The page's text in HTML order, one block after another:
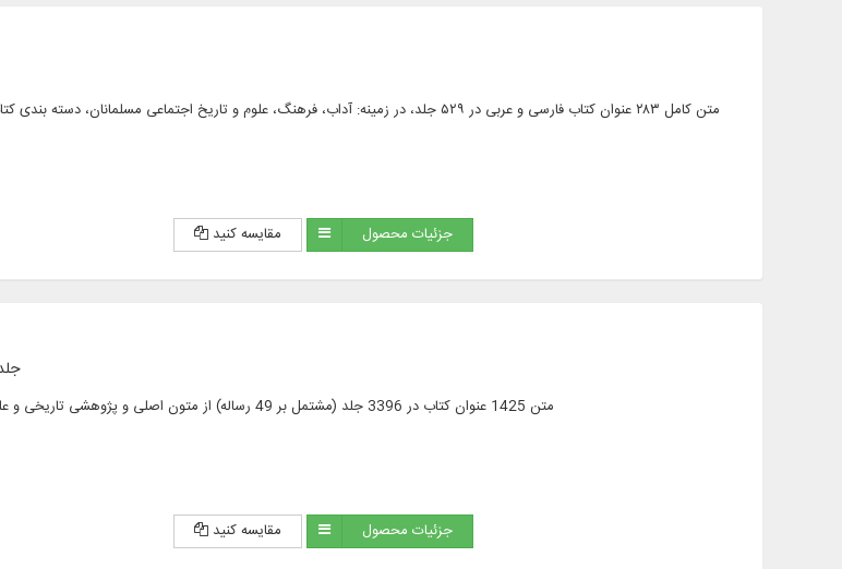
متن کامل ۲۸۳ عنوان کتاب فارسی و عربی در ۵۲۹ جلد، در زمینه: آداب، فرهنگ، علوم و تاریخ اجتماعی
مقایسه کنید جزئیات محصول
متن 1425 عنوان کتاب در 3396 جلد (مشتمل بر 49 رساله) از متون اصلی و پژوهشی تاریخی و علوم مرتبط به آن به همراه تاریخنامه، تبارنامه
مقایسه کنید جزئیات محصول